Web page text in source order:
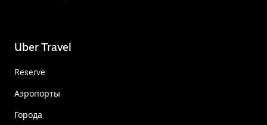
Uber Travel
Reserve
Аэропорты
Города